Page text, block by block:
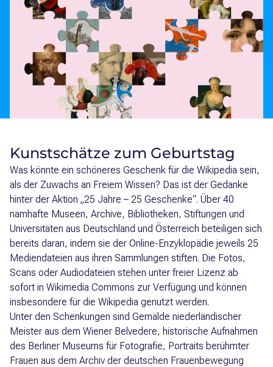
Suchanfrage
Zum Inhalt überspringen
Kunstschätze zum Geburtstag
Was könnte ein schöneres Geschenk für die Wikipedia sein,
als der Zuwachs an Freiem Wissen? Das ist der Gedanke
hinter der Aktion „25 Jahre – 25 Geschenke“. Über 40
namhafte Museen, Archive, Bibliotheken, Stiftungen und
Universitäten aus Deutschland und Österreich beteiligen sich
bereits daran, indem sie der Online-Enzyklopädie jeweils 25
Mediendateien aus ihren Sammlungen stiften. Die Fotos,
Scans oder Audiodateien stehen unter freier Lizenz ab
sofort in Wikimedia Commons zur Verfügung und können
insbesondere für die Wikipedia genutzt werden.
Unter den Schenkungen sind Gemälde niederländischer
Meister aus dem Wiener Belvedere, historische Aufnahmen
des Berliner Museums für Fotografie, Portraits berühmter
Frauen aus dem Archiv der deutschen Frauenbewegung